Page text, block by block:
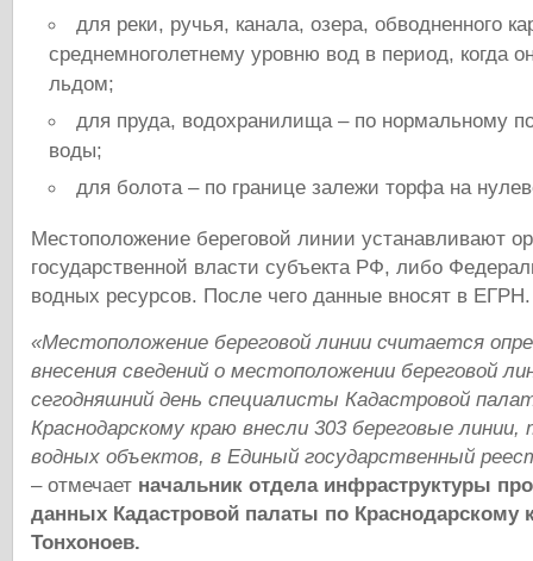
для реки, ручья, канала, озера, обводненного
среднемноголетнему уровню вод в период, когда
льдом;
для пруда, водохранилища – по нормальному
воды;
для болота – по границе залежи торфа на
Местоположение береговой линии устанавливают
государственной власти субъекта РФ, либо
водных ресурсов. После чего данные вносят в ЕГРН.
«Местоположение береговой линии считается
внесения сведений о местоположении береговой
сегодняшний день специалисты Кадастровой
Краснодарскому краю внесли 303 береговые
водных объектов, в Единый государственный
– отмечает начальник отдела инфраструктуры
данных Кадастровой палаты по Краснодарскому
Тонхоноев.